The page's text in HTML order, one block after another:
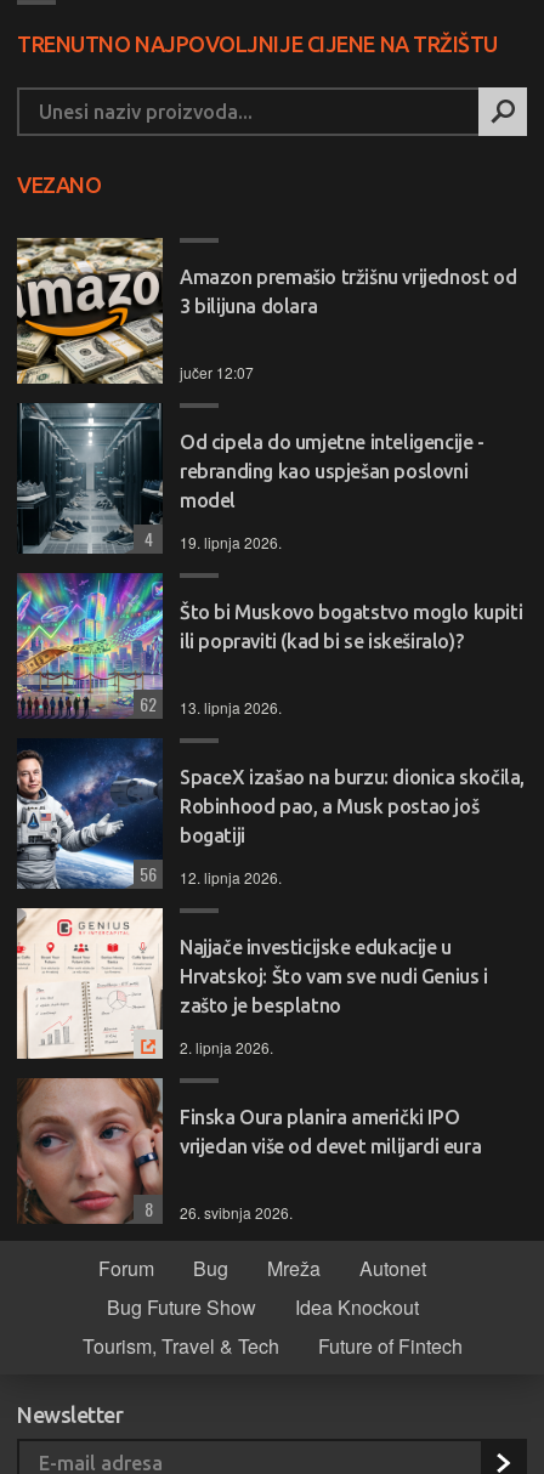
TRENUTNO NAJPOVOLJNIJE CIJENE NA TRŽIŠTU
VEZANO
Amazon premašio tržišnu vrijednost od
3 bilijuna dolara
jučer 12:07
Od cipela do umjetne inteligencije -
rebranding kao uspješan poslovni
model
19. lipnja 2026.
4
Što bi Muskovo bogatstvo moglo kupiti
ili popraviti (kad bi se iskeširalo)?
13. lipnja 2026.
62
SpaceX izašao na burzu: dionica skočila,
Robinhood pao, a Musk postao još
bogatiji
12. lipnja 2026.
56
Najjače investicijske edukacije u
Hrvatskoj: Što vam sve nudi Genius i
zašto je besplatno
2. lipnja 2026.
Finska Oura planira američki IPO
vrijedan više od devet milijardi eura
26. svibnja 2026.
8
Forum Bug Mreža
Autonet
Bug Future Show
Idea Knockout
Tourism, Travel & Tech
Future of Fintech
Newsletter